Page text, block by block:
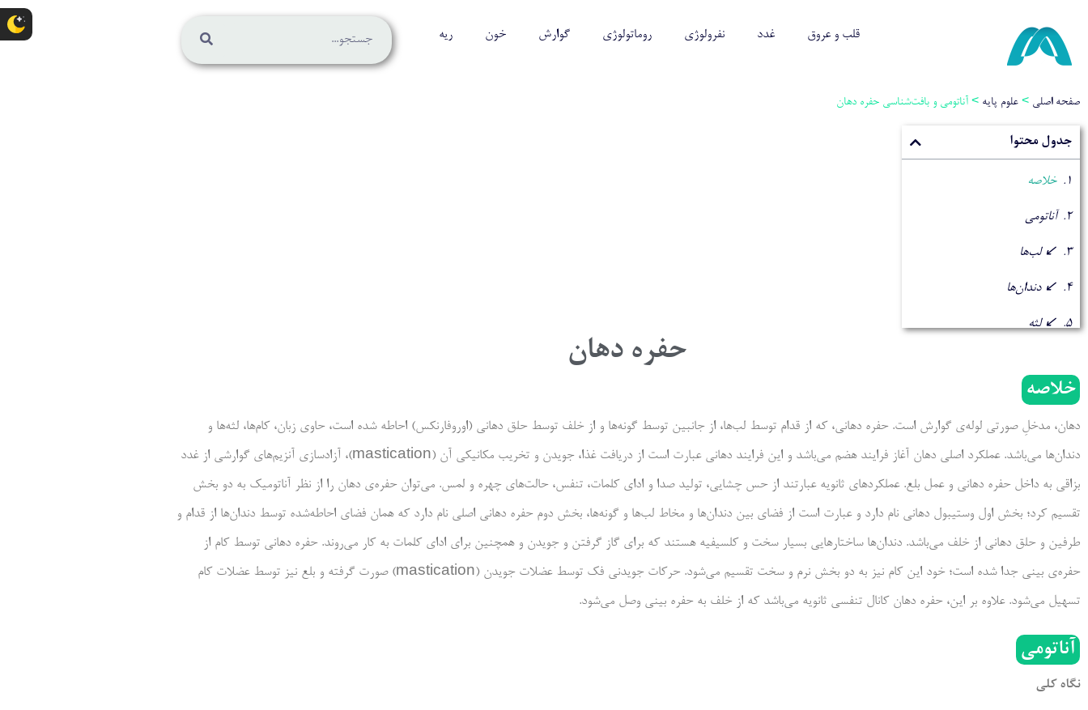
قلب و عروق غدد نفرولوژی روماتولوژی گوارش خون ریه
صفحه اصلی > علوم پایه > آناتومی و بافت‌شناسی حفره دهان
جدول محتوا
خلاصه
آناتومی
↙ لب‌ها
↙ دندان‌ها
↙ لثه
↙ کام
↙ غدد بزاقی
جویدن
حش چشایی
اهمیت بالینی
حفره دهان
خلاصه
دهان، مدخلِ صورتی لوله‌ی گوارش است. حفره دهانی، که از قدام توسط لب‌ها، از جانبین توسط گونه‌ها و از خلف توسط حلق دهانی (اوروفارنکس) احاطه شده است، حاوی زبان، کام‌ها، لثه‌ها و
دندان‌ها می‌باشد. عملکرد اصلی دهان آغاز فرایند هضم می‌باشد و این فرایند دهانی عبارت است از دریافت غذا، جویدن و تخریب مکانیکی آن (mastication)، آزادسازی آنزیم‌های گوارشی از غدد
بزاقی به داخل حفره دهانی و عمل بلع. عملکردهای ثانویه عبارتند از حس چشایی، تولید صدا و ادای کلمات، تنفس، حالت‌های چهره و لمس. می‌توان حفره‌ی دهان را از نظر آناتومیک به دو بخش
تقسیم کرد؛ بخش اول وستیبول دهانی نام دارد و عبارت است از فضای بین دندان‌ها و مخاط لب‌ها و گونه‌ها، بخش دوم حفره دهانی اصلی نام دارد که همان فضای احاطه‌شده توسط دندان‌ها از قدام و
طرفین و حلق دهانی از خلف می‌باشد. دندان‌ها ساختارهایی بسیار سخت و کلسیفیه هستند که برای گاز گرفتن و جویدن و همچنین برای ادای کلمات به کار می‌روند. حفره دهانی توسط کام از
حفره‌ی بینی جدا شده است؛ خود این کام نیز به دو بخش نرم و سخت تقسیم می‌شود. حرکات جویدنی فک توسط عضلات جویدن (mastication) صورت گرفته و بلع نیز توسط عضلات کام
تسهیل می‌شود. علاوه بر این، حفره دهان کانال تنفسی ثانویه می‌باشد که از خلف به حفره بینی وصل می‌شود.
آناتومی
نگاه کلی